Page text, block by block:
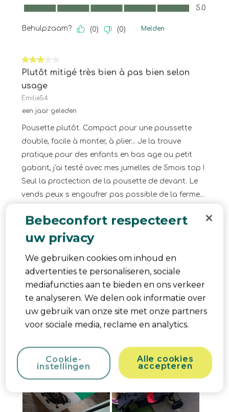
Kwaliteit van product, 5.0 van 5
5.0
Behulpzaam? (0) (0) Melden
3 van 5 sterren.
Plutôt mitigé très bien à pas bien selon
usage
Emilie54
een jaar geleden
Pousette plutôt. Compact pour une poussette
double, facile à monter, à plier... Je la trouve
pratique pour des enfants en bas age ou petit
gabarit, j'ai testé avec mes jumelles de 5mois top !
Seul la proctection de la pousette de devant. Le
vends peux s engoufrer pas possible de la ferme...
5mois et sa sœur de 42mois dedans ( gros
gabarit) alors la pas le top, ma grande était
recroquevillé, elle mesure 1m03. Bref pour. Une
petite distance sa allait mais. Une grande pas sur
! Manque peut être aussi un peu de rembourrage
Met Google vertalen
Nee, Ik beveel dit product niet aan.
Bebeconfort respecteert
uw privacy
We gebruiken cookies om inhoud en
advertenties te personaliseren, sociale
mediafuncties aan te bieden en ons verkeer
te analyseren. We delen ook informatie over
uw gebruik van onze site met onze partners
voor sociale media, reclame en analytics.
Alle cookies
accepteren
Cookie-
instellingen